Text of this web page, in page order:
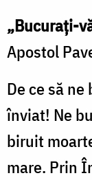
„Bucurați-
Apostol
De ce să
înviat! Ne
biruit
mare. Prin